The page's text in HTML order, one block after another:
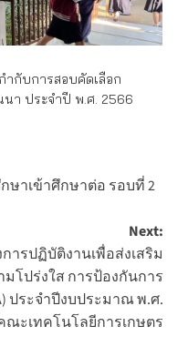
ำกับการสอบคัดเลือก
นา ประจำปี พ.ศ. 2566
ษาเข้าศึกษาต่อ รอบที่ 2
Next:
ารปฏิบัติงานเพื่อส่งเสริม
โปร่งใส การป้องกันการ
ประจำปีงบประมาณ พ.ศ.
ณะเทคโนโลยีการเกษตร